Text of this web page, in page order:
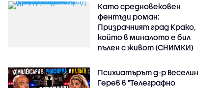
Като средновековен
фентъзи роман:
Призрачният град Крако,
който в миналото е бил
пълен с живот (СНИМКИ)
Психиатърът д-р Веселин
Герев в "Телеграфно